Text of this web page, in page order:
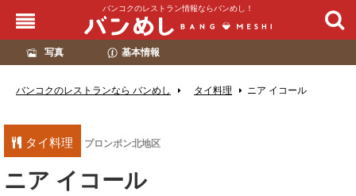
バンコクのレストラン情報ならバンめし！
写真 基本情報
バンコクのレストランなら バンめし タイ料理 ニア イコール
タイ料理 プロンポン北地区
ニア イコール